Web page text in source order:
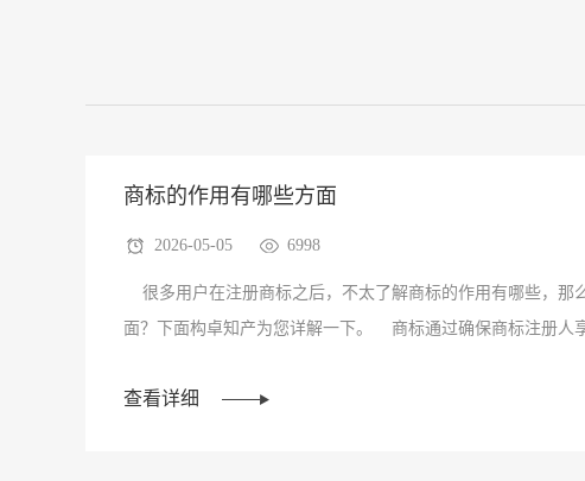
商标的作用有哪些方面
2026-05-05 6998
很多用户在注册商标之后，不太了解商标的作用有哪些，那
面？下面构卓知产为您详解一下。 商标通过确保商标注册人
查看详细